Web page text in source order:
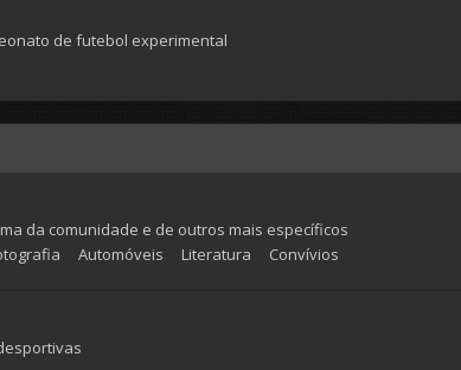
de futebol experimental
da comunidade e de outros mais específicos
Automóveis Literatura Convívios